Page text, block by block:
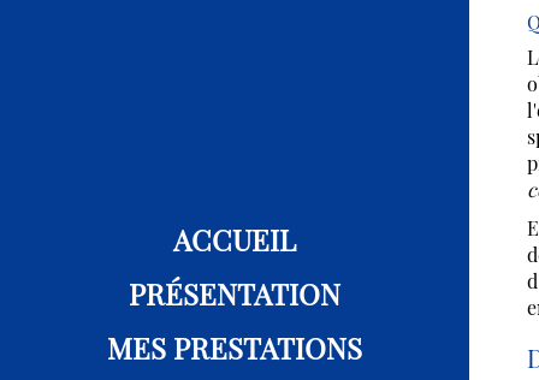
ACCUEIL
PRÉSENTATION
MES PRESTATIONS